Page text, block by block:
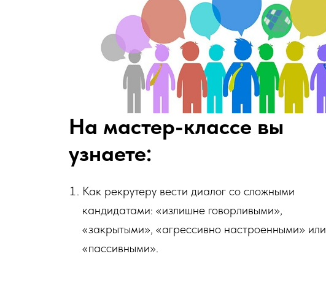
На мастер-классе вы
узнаете:
Как рекрутеру вести диалог со сложными
кандидатами: «излишне говорливыми»,
«закрытыми», «агрессивно настроенными» или
«пассивными».